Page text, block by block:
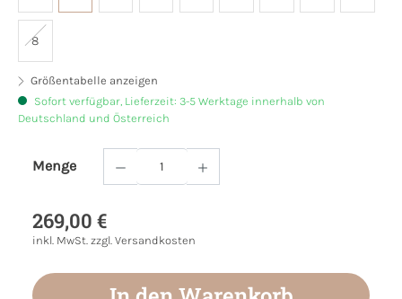
8
Größentabelle anzeigen
Sofort verfügbar, Lieferzeit: 3-5 Werktage innerhalb von
Deutschland und Österreich
Menge
Produkt Anzahl: Gib den gewünschten
269,00 €
inkl. MwSt. zzgl. Versandkosten